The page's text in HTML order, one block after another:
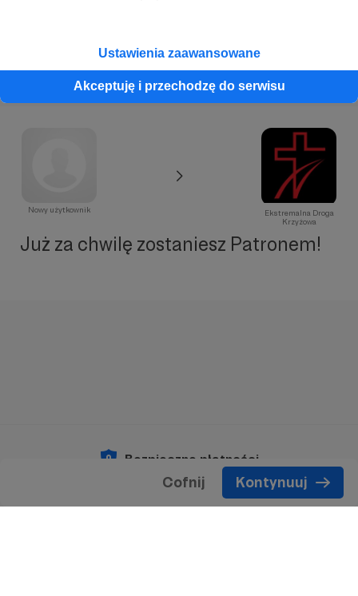
Ustawienia zaawansowane
Akceptuję i przechodzę do serwisu
Cofnij Kontynuuj
Nowy użytkownik
Ekstremalna Droga
Krzyżowa
Już za chwilę zostaniesz Patronem!
Bezpieczne płatności